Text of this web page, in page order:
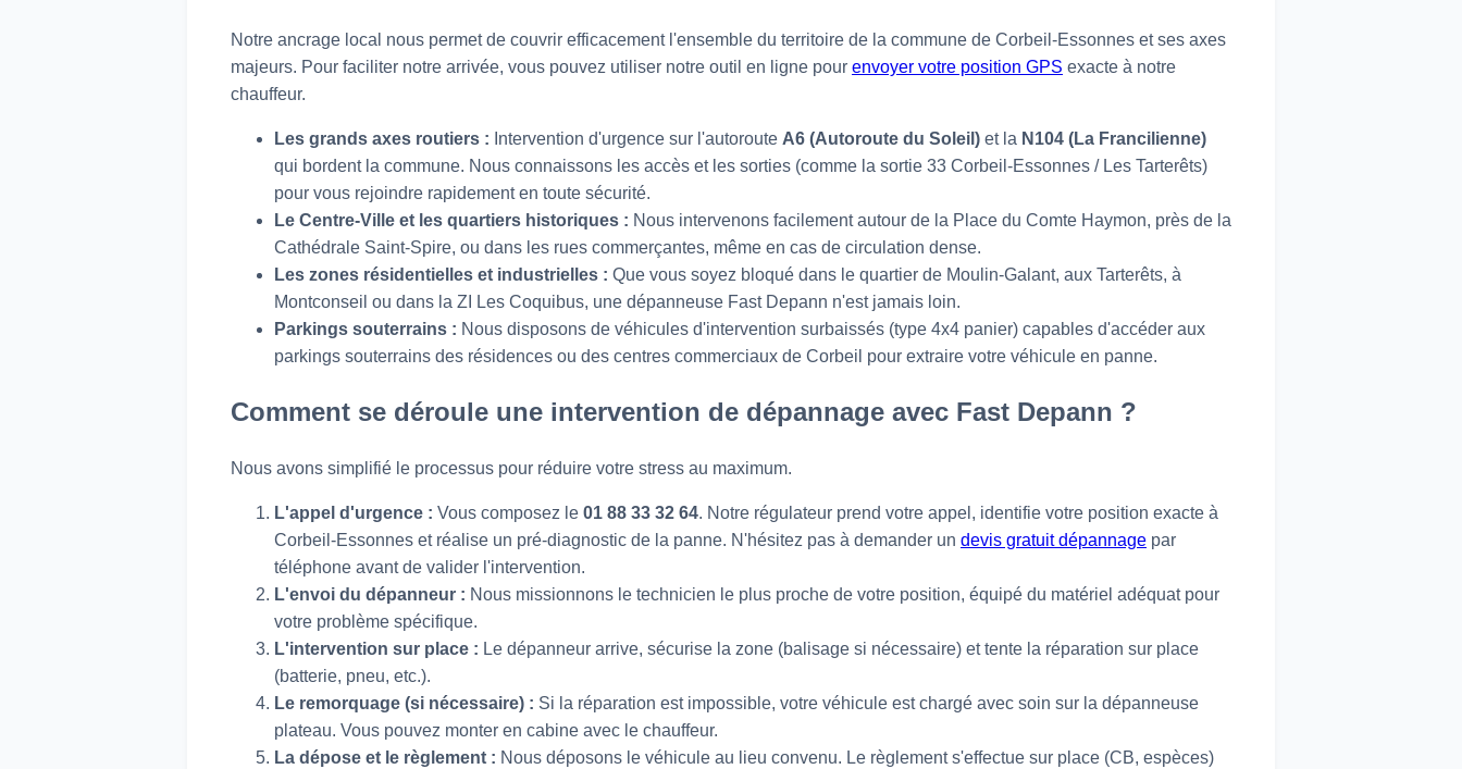
Notre ancrage local nous permet de couvrir efficacement l'ensemble du territoire de la commune de Corbeil-Essonnes et ses axes
majeurs. Pour faciliter notre arrivée, vous pouvez utiliser notre outil en ligne pour envoyer votre position GPS exacte à notre
chauffeur.
Les grands axes routiers : Intervention d'urgence sur l'autoroute A6 (Autoroute du Soleil) et la N104 (La Francilienne)
qui bordent la commune. Nous connaissons les accès et les sorties (comme la sortie 33 Corbeil-Essonnes / Les Tarterêts)
pour vous rejoindre rapidement en toute sécurité.
Le Centre-Ville et les quartiers historiques : Nous intervenons facilement autour de la Place du Comte Haymon, près de la
Cathédrale Saint-Spire, ou dans les rues commerçantes, même en cas de circulation dense.
Les zones résidentielles et industrielles : Que vous soyez bloqué dans le quartier de Moulin-Galant, aux Tarterêts, à
Montconseil ou dans la ZI Les Coquibus, une dépanneuse Fast Depann n'est jamais loin.
Parkings souterrains : Nous disposons de véhicules d'intervention surbaissés (type 4x4 panier) capables d'accéder aux
parkings souterrains des résidences ou des centres commerciaux de Corbeil pour extraire votre véhicule en panne.
Comment se déroule une intervention de dépannage avec Fast Depann ?
Nous avons simplifié le processus pour réduire votre stress au maximum.
L'appel d'urgence : Vous composez le 01 88 33 32 64. Notre régulateur prend votre appel, identifie votre position exacte à
Corbeil-Essonnes et réalise un pré-diagnostic de la panne. N'hésitez pas à demander un devis gratuit dépannage par
téléphone avant de valider l'intervention.
L'envoi du dépanneur : Nous missionnons le technicien le plus proche de votre position, équipé du matériel adéquat pour
votre problème spécifique.
L'intervention sur place : Le dépanneur arrive, sécurise la zone (balisage si nécessaire) et tente la réparation sur place
(batterie, pneu, etc.).
Le remorquage (si nécessaire) : Si la réparation est impossible, votre véhicule est chargé avec soin sur la dépanneuse
plateau. Vous pouvez monter en cabine avec le chauffeur.
La dépose et le règlement : Nous déposons le véhicule au lieu convenu. Le règlement s'effectue sur place (CB, espèces)